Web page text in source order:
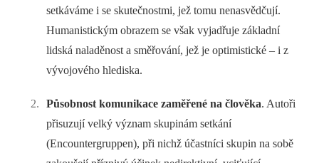
setkáváme i se skutečnostmi, jež tomu nenasvědčují.
Humanistickým obrazem se však vyjadřuje základní
lidská naladěnost a směřování, jež je optimistické –⁠ i z
vývojového hlediska.
Působnost komunikace zaměřené na člověka. Autoři
přisuzují velký význam skupinám setkání
(Encountergruppen), při nichž účastníci skupin na sobě